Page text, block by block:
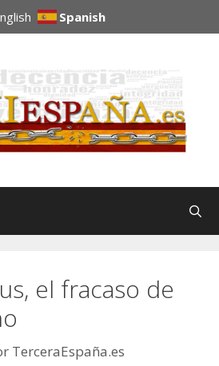
Spanish
el fracaso de
TerceraEspaña.es